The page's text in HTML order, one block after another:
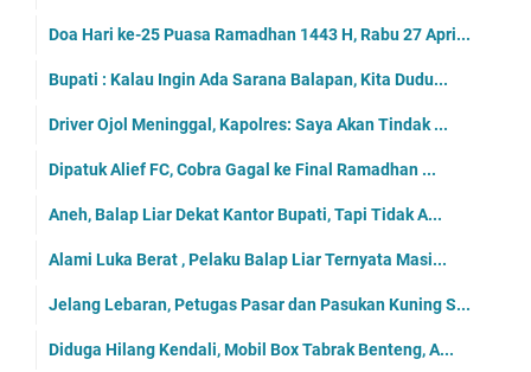
Doa Hari ke-25 Puasa Ramadhan 1443 H, Rabu 27 Apri...
Bupati : Kalau Ingin Ada Sarana Balapan, Kita Dudu...
Driver Ojol Meninggal, Kapolres: Saya Akan Tindak ...
Dipatuk Alief FC, Cobra Gagal ke Final Ramadhan ...
Aneh, Balap Liar Dekat Kantor Bupati, Tapi Tidak A...
Alami Luka Berat , Pelaku Balap Liar Ternyata Masi...
Jelang Lebaran, Petugas Pasar dan Pasukan Kuning S...
Diduga Hilang Kendali, Mobil Box Tabrak Benteng, A...